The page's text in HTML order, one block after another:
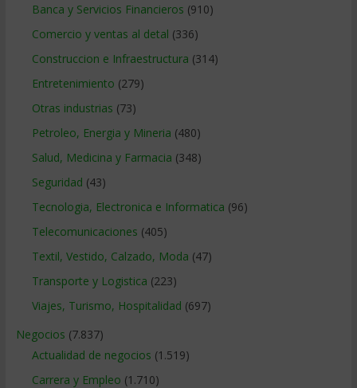
Banca y Servicios Financieros (910)
Comercio y ventas al detal (336)
Construccion e Infraestructura (314)
Entretenimiento (279)
Otras industrias (73)
Petroleo, Energia y Mineria (480)
Salud, Medicina y Farmacia (348)
Seguridad (43)
Tecnologia, Electronica e Informatica (96)
Telecomunicaciones (405)
Textil, Vestido, Calzado, Moda (47)
Transporte y Logistica (223)
Viajes, Turismo, Hospitalidad (697)
Negocios (7.837)
Actualidad de negocios (1.519)
Carrera y Empleo (1.710)